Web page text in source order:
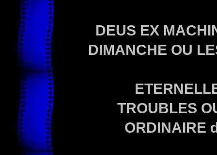
DEUS EX
DIMANCHE OU
TROUBLES
ORDINAIRE